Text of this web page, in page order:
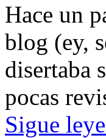
Hace un
blog (ey,
disertaba
pocas
Sigue